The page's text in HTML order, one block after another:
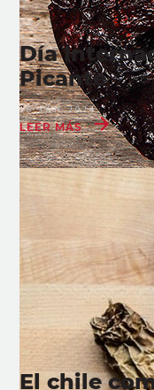
Día
Picante
16 JAN 2024
LEER MÁS
El chile